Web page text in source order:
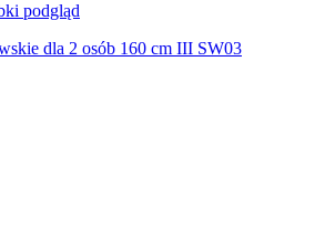
podgląd
dla 2 osób 160 cm III SW03